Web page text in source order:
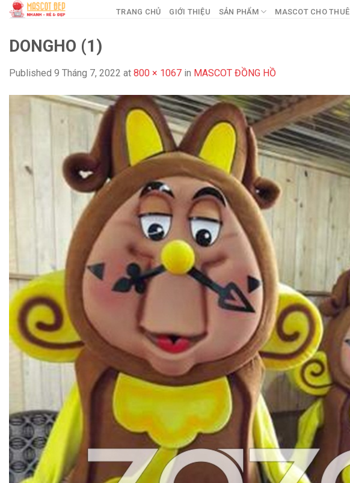
Skip
content
TRANG CHỦ GIỚI THIỆU SẢN PHẨM MASCOT CHO THUÊ
DONGHO (1)
Published 9 Tháng 7, 2022 at 800 × 1067 in MASCOT ĐỒNG HỒ